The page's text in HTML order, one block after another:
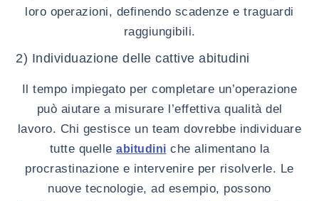
loro operazioni, definendo scadenze e traguardi
raggiungibili.
2) Individuazione delle cattive abitudini
Il tempo impiegato per completare un’operazione
può aiutare a misurare l’effettiva qualità del
lavoro. Chi gestisce un team dovrebbe individuare
tutte quelle abitudini che alimentano la
procrastinazione e intervenire per risolverle. Le
nuove tecnologie, ad esempio, possono